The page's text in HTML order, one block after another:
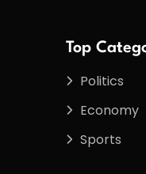
Top
Politics
Economy
Sports